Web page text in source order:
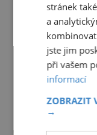
stránek
a
jste jim
při vašem
informací
ZOBRAZIT
→